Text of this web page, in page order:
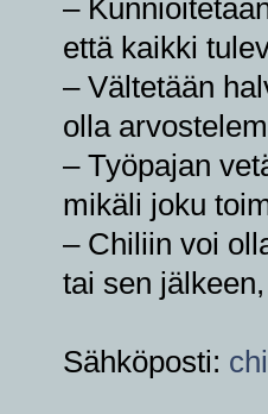
–
että kaikki
– Vältetään
olla
– Työpajan
mikäli joku
– Chiliin voi
tai sen
Sähköposti: